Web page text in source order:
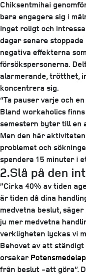
Chiksentmihai
bara engagera sig i
Inget roligt och
dagar senare
negativa effekterna
försökspersonerna.
alarmerande, trötthet,
koncentrera sig.
“Ta pauser varje och
Bland workaholics
semestern byter till en
Men den här
problemet och
spendera 15 minuter i
2.Slå på den
”Cirka 40% av tiden
är tiden då dina
medvetna beslut,
ju mer medvetna
verkligheten lyckas vi
Behovet av att
orsakar
från beslut -att göra”.